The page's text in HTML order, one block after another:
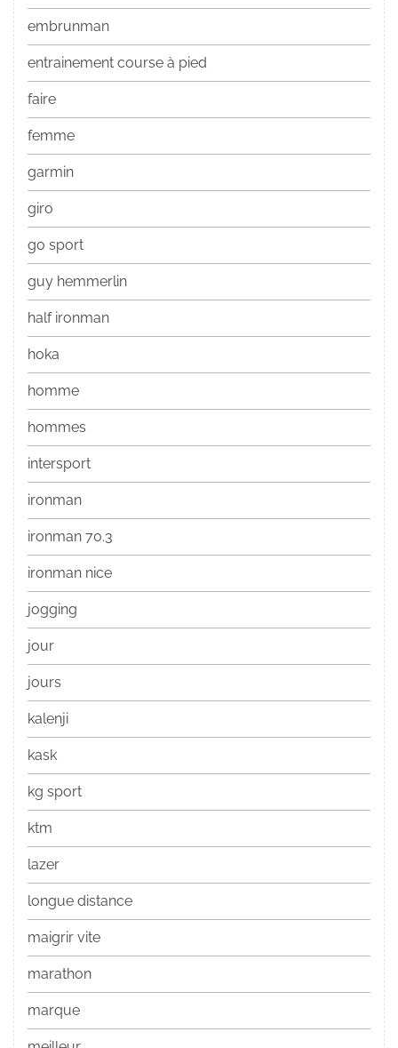
embrunman
entrainement course à pied
faire
femme
garmin
giro
go sport
guy hemmerlin
half ironman
hoka
homme
hommes
intersport
ironman
ironman 70.3
ironman nice
jogging
jour
jours
kalenji
kask
kg sport
ktm
lazer
longue distance
maigrir vite
marathon
marque